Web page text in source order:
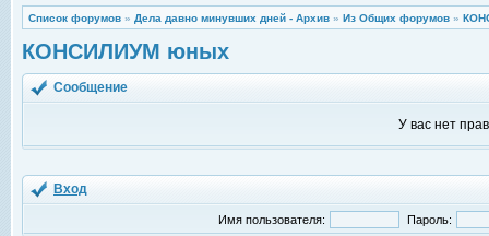
Список форумов » Дела давно минувших дней - Архив » Из Общих форумов »
КОНСИЛИУМ юных
Сообщение
У вас нет
Вход
Имя пользователя: Пароль: